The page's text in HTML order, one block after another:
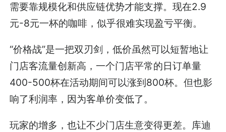
需要靠规模化和供应链优势才能支撑。现在2.9
元-8元一杯的咖啡，似乎很难实现盈亏平衡。
“价格战”是一把双刃剑，低价虽然可以短暂地让
门店客流量创新高，一个门店平常的日订单量
400-500杯在活动期间可以涨到800杯。但也影
响了利润率，因为客单价变低了。
玩家的增多，也让不少门店生意变得更差。库迪